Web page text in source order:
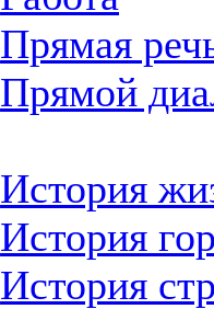
Прямая
Прямой
История
История
История